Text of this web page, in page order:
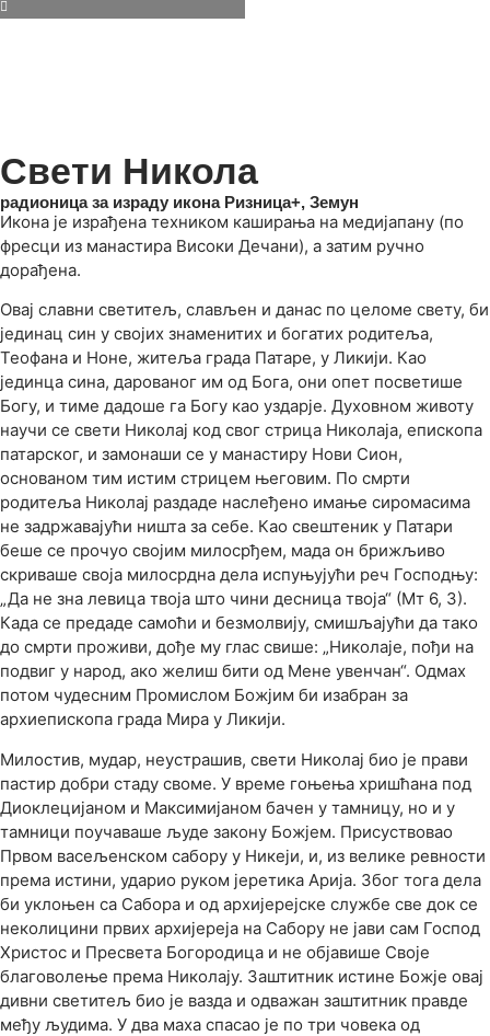
Свети Никола
радионица за израду икона Ризница+, Земун
Икона је израђена техником каширања на медијапану (по
фресци из манастира Високи Дечани), а затим ручно
дорађена.
Овај славни светитељ, слављен и данас по целоме свету, би
јединац син у својих знаменитих и богатих родитеља,
Теофана и Ноне, житеља града Патаре, у Ликији. Као
јединца сина, дарованог им од Бога, они опет посветише
Богу, и тиме дадоше га Богу као уздарје. Духовном животу
научи се свети Николај код свог стрица Николаја, епископа
патарског, и замонаши се у манастиру Нови Сион,
основаном тим истим стрицем његовим. По смрти
родитеља Николај раздаде наслеђено имање сиромасима
не задржавајући ништа за себе. Као свештеник у Патари
беше се прочуо својим милосрђем, мада он брижљиво
скриваше своја милосрдна дела испуњујући реч Господњу:
„Да не зна левица твоја што чини десница твоја“ (Мт 6, 3).
Када се предаде самоћи и безмолвију, смишљајући да тако
до смрти проживи, дође му глас свише: „Николаје, пођи на
подвиг у народ, ако желиш бити од Мене увенчан“. Одмах
потом чудесним Промислом Божјим би изабран за
архиепископа града Мира у Ликији.
Милостив, мудар, неустрашив, свети Николај био је прави
пастир добри стаду своме. У време гоњења хришћана под
Диоклецијаном и Максимијаном бачен у тамницу, но и у
тамници поучаваше људе закону Божјем. Присуствовао
Првом васељенском сабору у Никеји, и, из велике ревности
према истини, ударио руком јеретика Арија. Због тога дела
би уклоњен са Сабора и од архијерејске службе све док се
неколицини првих архијереја на Сабору не јави сам Господ
Христос и Пресвета Богородица и не објавише Своје
благоволење према Николају. Заштитник истине Божје овај
дивни светитељ био је вазда и одважан заштитник правде
међу људима. У два маха спасао је по три човека од